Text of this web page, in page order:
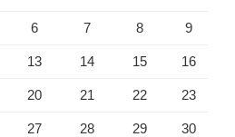
6 7 8 9
13 14 15 16
20 21 22 23
27 28 29 30